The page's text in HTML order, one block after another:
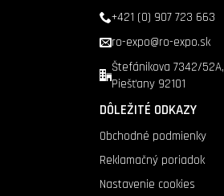
+421 (0) 907 723 663
ro-expo@ro-expo.sk
Štefánikova 7342/52A,
Piešťany 92101
DÔLEŽITÉ ODKAZY
Obchodné podmienky
Reklamačný poriadok
Nastavenie cookies